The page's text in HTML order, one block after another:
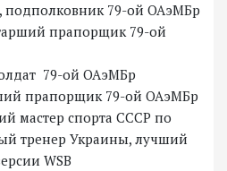
подполковник 79-ой ОАэМБр
прапорщик 79-ой
79-ой ОАэМБр
прапорщик 79-ой ОАэМБр
мастер спорта СССР по
тренер Украины, лучший
WSB